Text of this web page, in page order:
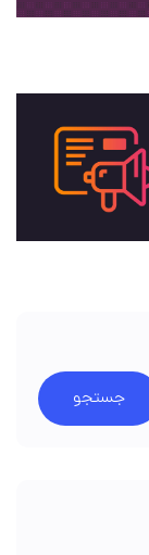
جستجو